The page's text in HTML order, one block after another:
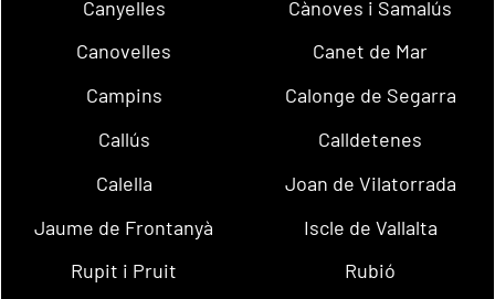
Canyelles
Cànoves i Samalús
Canovelles
Canet de Mar
Campins
Calonge de Segarra
Callús
Calldetenes
Calella
Joan de Vilatorrada
Jaume de Frontanyà
Iscle de Vallalta
Rupit i Pruit
Rubió